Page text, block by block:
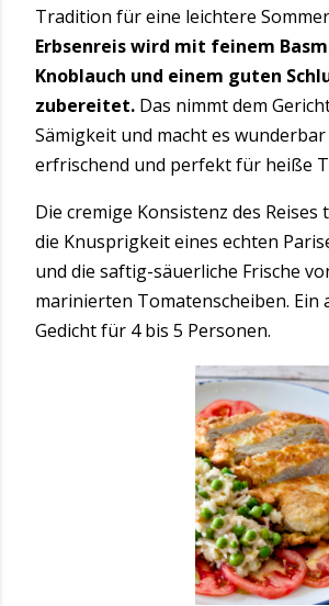
Tradition für eine leichtere
Erbsenreis wird mit feinem
Knoblauch und einem guten
zubereitet. Das nimmt dem
Sämigkeit und macht es
erfrischend und perfekt für heiße
Die cremige Konsistenz des
die Knusprigkeit eines echten
und die saftig-säuerliche Frische
marinierten Tomatenscheiben. Ein
Gedicht für 4 bis 5 Personen.